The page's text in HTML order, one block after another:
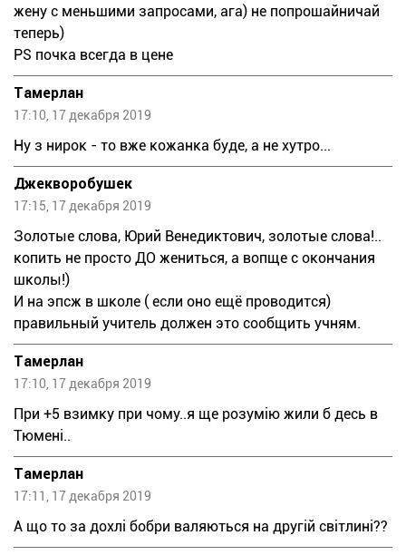
жену с меньшими запросами, ага) не попрошайничай
теперь)
PS почка всегда в цене
Тaмeрлан
17:10, 17 декабря 2019
Ну з нирок - то вже кожанка буде, а не хутро...
Джекворобушек
17:15, 17 декабря 2019
Золотые слова, Юрий Венедиктович, золотые слова!..
копить не просто ДО жениться, а вопще с окончания
школы!)
И на эпсж в школе ( если оно ещё проводится)
правильный учитель должен это сообщить учням.
Тaмeрлан
17:10, 17 декабря 2019
При +5 взимку при чому..я ще розумію жили б десь в
Тюмені..
Тaмeрлан
17:11, 17 декабря 2019
А що то за дохлі бобри валяються на другій світлині??